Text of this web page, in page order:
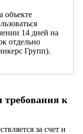
объекте
14 дней на
отдельно
Групп).
требования к
за счет и